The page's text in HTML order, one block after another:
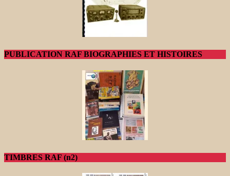
PUBLICATION RAF BIOGRAPHIES ET HISTOIRES
TIMBRES RAF (n2)